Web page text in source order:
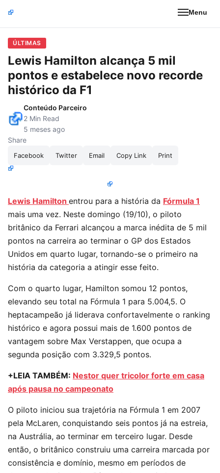
Menu
ÚLTIMAS
Lewis Hamilton alcança 5 mil
pontos e estabelece novo recorde
histórico da F1
Conteúdo Parceiro
2 Min Read
5 meses ago
Share
Facebook Twitter Email Copy Link Print
Lewis Hamilton entrou para a história da Fórmula 1
mais uma vez. Neste domingo (19/10), o piloto
britânico da Ferrari alcançou a marca inédita de 5 mil
pontos na carreira ao terminar o GP dos Estados
Unidos em quarto lugar, tornando-se o primeiro na
história da categoria a atingir esse feito.
Com o quarto lugar, Hamilton somou 12 pontos,
elevando seu total na Fórmula 1 para 5.004,5. O
heptacampeão já liderava confortavelmente o ranking
histórico e agora possui mais de 1.600 pontos de
vantagem sobre Max Verstappen, que ocupa a
segunda posição com 3.329,5 pontos.
+LEIA TAMBÉM: Nestor quer tricolor forte em casa
após pausa no campeonato
O piloto iniciou sua trajetória na Fórmula 1 em 2007
pela McLaren, conquistando seis pontos já na estreia,
na Austrália, ao terminar em terceiro lugar. Desde
então, o britânico construiu uma carreira marcada por
consistência e domínio, mesmo em períodos de